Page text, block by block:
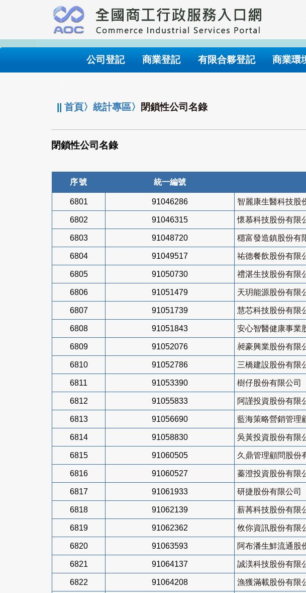
要
內
公司登記 商業登記 有限合夥登記 商業環
||首頁〉統計專區〉 閉鎖性公司名錄
閉鎖性公司名錄
序號 統一編號
6801 91046286 智麗康生醫科技股
6802 91046315 懷慕科技股份有限
6803 91048720 穩富發造鎮股份有
6804 91049517 祐德餐飲股份有限
6805 91050730 禮湛生技股份有限
6806 91051479 天玥能源股份有限
6807 91051739 慧芯科技股份有限
6808 91051843 安心智醫健康事業
6809 91052076 昶豪興業股份有限
6810 91052786 三橋建設股份有限
6811 91053390 樹仔股份有限公司
6812 91055833 阿謹投資股份有限
6813 91056690 藍海策略營銷管理
6814 91058830 吳黃投資股份有限
6815 91060505 久鼎管理顧問股份
6816 91060527 蓁澄投資股份有限
6817 91061933 研捷股份有限公司
6818 91062139 薪苒科技股份有限
6819 91062362 攸你資訊股份有限
6820 91063593 阿布潘生鮮流通股
6821 91064137 誠渼科技股份有限
6822 91064208 漁獲滿載股份有限